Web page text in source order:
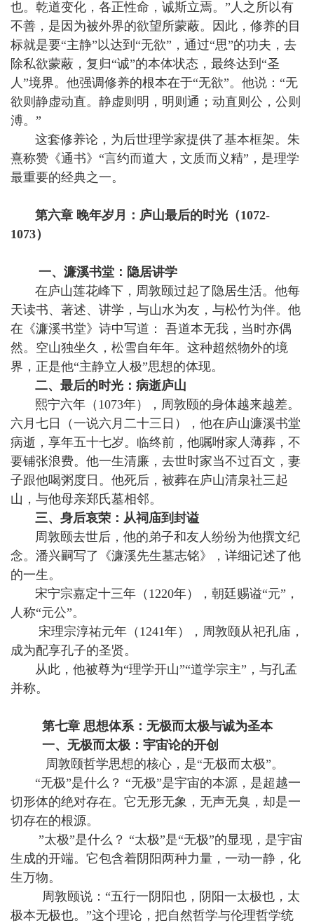
也。乾道变化，各正性命，诚斯立焉。”人之所以有
不善，是因为被外界的欲望所蒙蔽。因此，修养的目
标就是要“主静”以达到“无欲”，通过“思”的功夫，去
除私欲蒙蔽，复归“诚”的本体状态，最终达到“圣
人”境界。他强调修养的根本在于“无欲”。他说：“无
欲则静虚动直。静虚则明，明则通；动直则公，公则
溥。”
这套修养论，为后世理学家提供了基本框架。朱
熹称赞《通书》“言约而道大，文质而义精”，是理学
最重要的经典之一。
第六章 晚年岁月：庐山最后的时光（1072-
1073）
一、濂溪书堂：隐居讲学
在庐山莲花峰下，周敦颐过起了隐居生活。他每
天读书、著述、讲学，与山水为友，与松竹为伴。他
在《濂溪书堂》诗中写道： 吾道本无我，当时亦偶
然。空山独坐久，松雪自年年。这种超然物外的境
界，正是他“主静立人极”思想的体现。
二、最后的时光：病逝庐山
熙宁六年（1073年），周敦颐的身体越来越差。
六月七日（一说六月二十三日），他在庐山濂溪书堂
病逝，享年五十七岁。临终前，他嘱咐家人薄葬，不
要铺张浪费。他一生清廉，去世时家当不过百文，妻
子跟他喝粥度日。他死后，被葬在庐山清泉社三起
山，与他母亲郑氏墓相邻。
三、身后哀荣：从祠庙到封谥
周敦颐去世后，他的弟子和友人纷纷为他撰文纪
念。潘兴嗣写了《濂溪先生墓志铭》，详细记述了他
的一生。
宋宁宗嘉定十三年（1220年），朝廷赐谥“元”，
人称“元公”。
宋理宗淳祐元年（1241年），周敦颐从祀孔庙，
成为配享孔子的圣贤。
从此，他被尊为“理学开山”“道学宗主”，与孔孟
并称。
第七章 思想体系：无极而太极与诚为圣本
一、无极而太极：宇宙论的开创
周敦颐哲学思想的核心，是“无极而太极”。
“无极”是什么？ “无极”是宇宙的本源，是超越一
切形体的绝对存在。它无形无象，无声无臭，却是一
切存在的根源。
”太极”是什么？ “太极”是“无极”的显现，是宇宙
生成的开端。它包含着阴阳两种力量，一动一静，化
生万物。
周敦颐说：“五行一阴阳也，阴阳一太极也，太
极本无极也。”这个理论，把自然哲学与伦理哲学统